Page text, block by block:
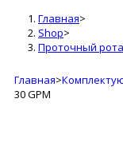
Главная>
Shop>
Проточный
Главная>
30 GPM